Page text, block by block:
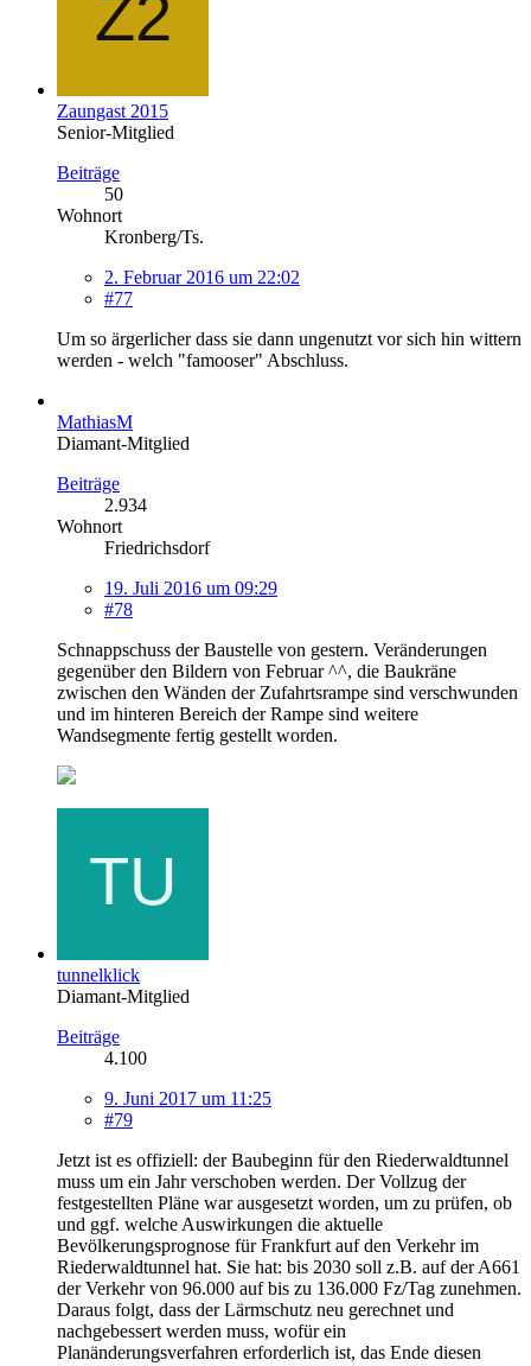
Zaungast 2015
Senior-Mitglied
Beiträge
50
Wohnort
Kronberg/Ts.
2. Februar 2016 um 22:02
#77
Um so ärgerlicher dass sie dann ungenutzt vor sich hin wittern
werden - welch "famooser" Abschluss.
MathiasM
Diamant-Mitglied
Beiträge
2.934
Wohnort
Friedrichsdorf
19. Juli 2016 um 09:29
#78
Schnappschuss der Baustelle von gestern. Veränderungen
gegenüber den Bildern von Februar ^^, die Baukräne
zwischen den Wänden der Zufahrtsrampe sind verschwunden
und im hinteren Bereich der Rampe sind weitere
Wandsegmente fertig gestellt worden.
tunnelklick
Diamant-Mitglied
Beiträge
4.100
9. Juni 2017 um 11:25
#79
Jetzt ist es offiziell: der Baubeginn für den Riederwaldtunnel
muss um ein Jahr verschoben werden. Der Vollzug der
festgestellten Pläne war ausgesetzt worden, um zu prüfen, ob
und ggf. welche Auswirkungen die aktuelle
Bevölkerungsprognose für Frankfurt auf den Verkehr im
Riederwaldtunnel hat. Sie hat: bis 2030 soll z.B. auf der A661
der Verkehr von 96.000 auf bis zu 136.000 Fz/Tag zunehmen.
Daraus folgt, dass der Lärmschutz neu gerechnet und
nachgebessert werden muss, wofür ein
Planänderungsverfahren erforderlich ist, das Ende diesen